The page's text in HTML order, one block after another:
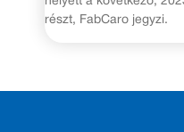
részt, FabCaro jegyzi.